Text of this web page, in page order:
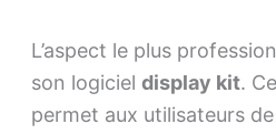
L’aspect le plus
son logiciel display kit.
permet aux utilisateurs